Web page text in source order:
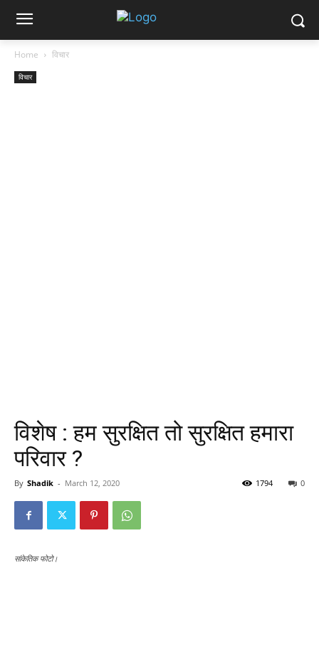
Home विचार
विचार
विशेष : हम सुरक्षित तो सुरक्षित हमारा
परिवार ?
By Shadik - March 12, 2020 0
1794
सांकेतिक फोटो।